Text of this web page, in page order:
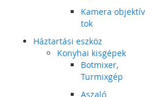
Kamera objektív
tok
Háztartási eszköz
Konyhai kisgépek
Botmixer,
Turmixgép
Aszaló